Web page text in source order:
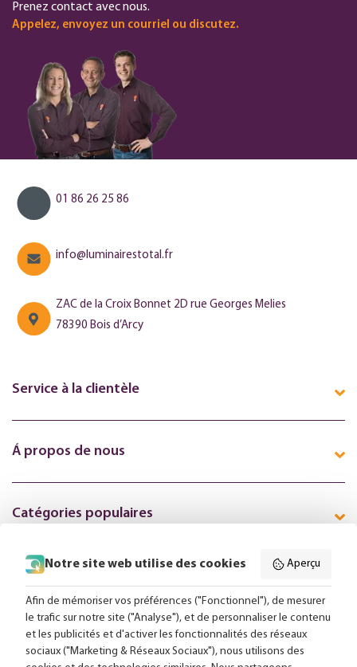
Prenez contact avec nous.
Appelez, envoyez un courriel ou discutez.
01 86 26 25 86
info@luminairestotal.fr
ZAC de la Croix Bonnet 2D rue Georges Melies
78390 Bois d’Arcy
Service à la clientèle
Á propos de nous
Catégories populaires
Suivez-nous en ligne:
Livraison gratuite à partir de 99,-
Notre site web utilise des cookies Aperçu
Afin de mémoriser vos préférences ("Fonctionnel"), de mesurer
le trafic sur notre site ("Analyse"), et de personnaliser le contenu
et les publicités et d'activer les fonctionnalités des réseaux
sociaux ("Marketing & Réseaux Sociaux"), nous utilisons des